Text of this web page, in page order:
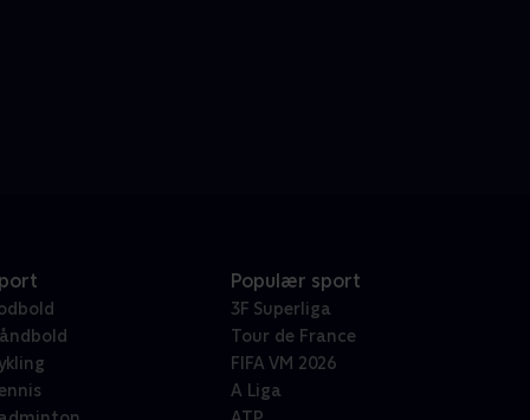
Populær sport
3F Superliga
Tour de France
FIFA VM 2026
A Liga